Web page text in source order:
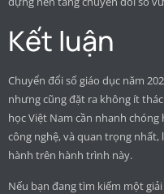
Kết luận
Chuyển đổi số giáo dục năm
nhưng cũng đặt ra không ít
học Việt Nam cần nhanh
công nghệ, và quan trọng
hành trên hành trình này.
Nếu bạn đang tìm kiếm một